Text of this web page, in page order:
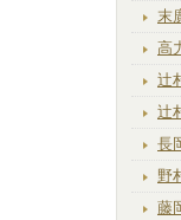
末
高
辻
辻
長
野
藤